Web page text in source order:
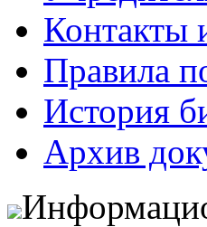
Контакты
Правила
История
Архив